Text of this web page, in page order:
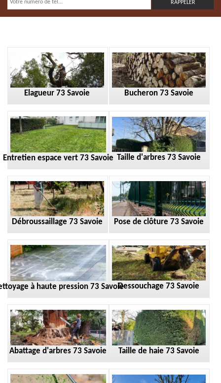
Elagueur 73 Savoie Bucheron 73 Savoie
Entretien espace vert 73 Savoie Taille d'arbres 73 Savoie
Débroussaillage 73 Savoie Pose de clôture 73 Savoie
à haute pression 73 SavoieDessouchage 73 Savoie
Abattage d'arbres 73 Savoie Taille de haie 73 Savoie